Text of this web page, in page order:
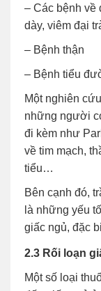
– Các bệnh về
dày, viêm đại
– Bệnh thận
– Bệnh tiểu
Một nghiên
những người
đi kèm như
về tim mạch,
tiểu…
Bên cạnh đó,
là những yếu
giấc ngủ, đặc
2.3 Rối loạn
Một số loại